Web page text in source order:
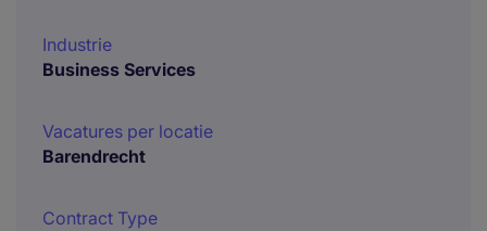
Industrie
Business Services
Vacatures per locatie
Barendrecht
Contract Type